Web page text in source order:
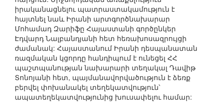
իրականացնելու պատրաստակամություն է
հայտնել նաև Իրանի արտգործնախարար
Մոհամադ Զարիֆը Հայաստանի գործընկեր
Էդվարդ Նալբանդյանի հետ հեռախոսազրույցի
ժամանակ: Հայաստանում Իրանի դեսպանատան
ռազմական կցորդը հանդիպում է ունեցել ՀՀ
պաշտպանության նախարարի տեղակալ Դավիթ
Տոնոյանի հետ, պայմանավորվածություն է ձեռք
բերվել փոխանակել տեղեկատվություն՝
ապատեղեկատվությունից խուսափելու համար: